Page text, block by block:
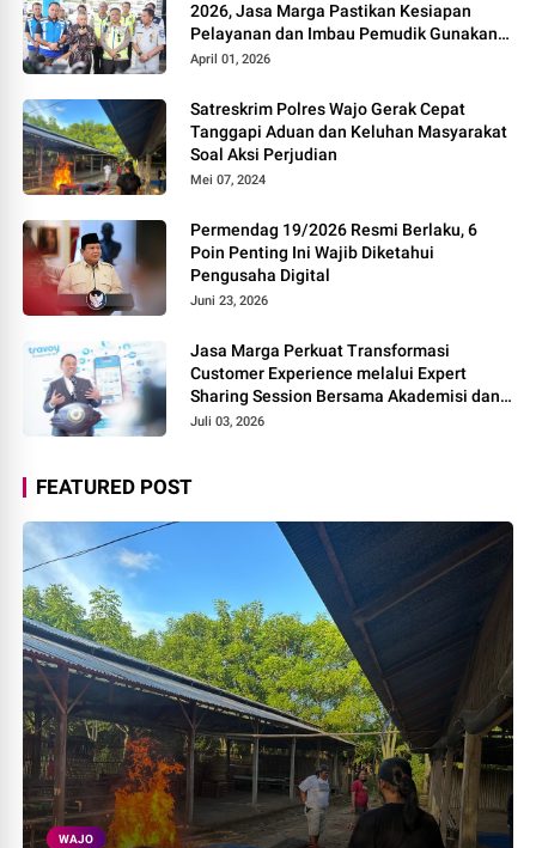
2026, Jasa Marga Pastikan Kesiapan
Pelayanan dan Imbau Pemudik Gunakan
Rest Area Alternatif
April 01, 2026
Satreskrim Polres Wajo Gerak Cepat
Tanggapi Aduan dan Keluhan Masyarakat
Soal Aksi Perjudian
Mei 07, 2024
Permendag 19/2026 Resmi Berlaku, 6
Poin Penting Ini Wajib Diketahui
Pengusaha Digital
Juni 23, 2026
Jasa Marga Perkuat Transformasi
Customer Experience melalui Expert
Sharing Session Bersama Akademisi dan
Praktisi
Juli 03, 2026
FEATURED POST
WAJO